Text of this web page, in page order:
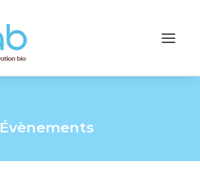
Évènements